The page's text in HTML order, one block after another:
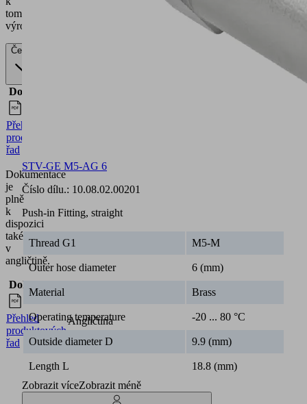
tomuto
výrobku.
Česky
Dokumenty
Přehled
produktových
řad
Dokumentace
je
plně
k
dispozici
také
v
angličtině.
Dokumenty
Přehled
produktových
řad
Angličtina
STV-GE M5-AG 6
Číslo dílu.: 10.08.02.00201
Push-in Fitting, straight
Thread G1 M5-M
Outer hose diameter 6 (mm)
Material Brass
Operating temperature -20 ... 80 °C
Outside diameter D 9.9 (mm)
Length L
18.8 (mm)
Zobrazit víceZobrazit méně